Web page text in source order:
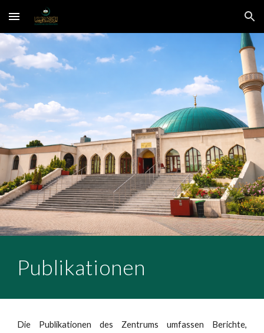
Skip to main content Skip to navigation
Publikationen
Die Publikationen des Zentrums umfassen Berichte,